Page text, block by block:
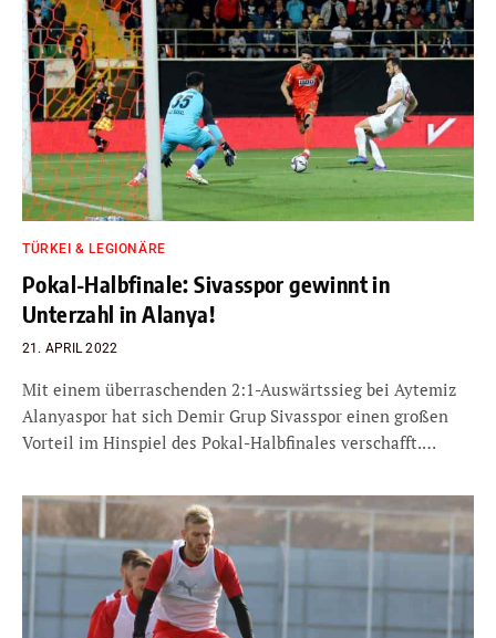
TÜRKEI & LEGIONÄRE
Pokal-Halbfinale: Sivasspor gewinnt in
Unterzahl in Alanya!
21. APRIL 2022
Mit einem überraschenden 2:1-Auswärtssieg bei Aytemiz
Alanyaspor hat sich Demir Grup Sivasspor einen großen
Vorteil im Hinspiel des Pokal-Halbfinales verschafft.…